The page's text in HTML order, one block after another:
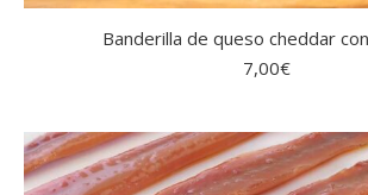
Banderilla de queso cheddar
7,00€